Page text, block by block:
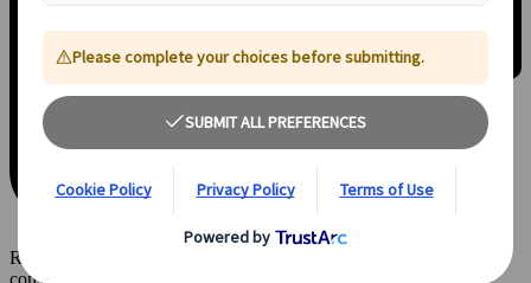
Réservez un créneau de 30 minutes en visio avec l’un de nos
conseillers pour définir vos envies.